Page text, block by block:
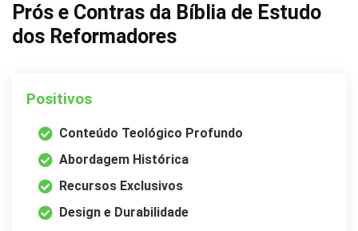
Prós e Contras da Bíblia de Estudo
dos Reformadores
Positivos
Conteúdo Teológico Profundo
Abordagem Histórica
Recursos Exclusivos
Design e Durabilidade